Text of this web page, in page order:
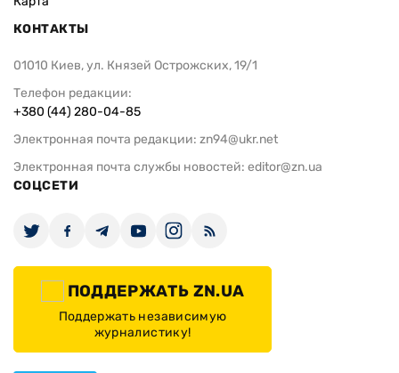
КОНТАКТЫ
01010 Киев, ул. Князей Острожских, 19/1
Телефон редакции:
+380 (44) 280-04-85
Электронная почта редакции: zn94@ukr.net
Электронная почта службы новостей: editor@zn.ua
СОЦСЕТИ
ПОДДЕРЖАТЬ ZN.UA
Поддержать независимую
журналистику!